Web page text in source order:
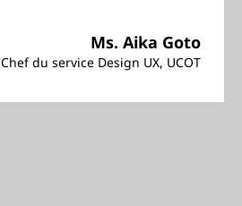
Ms. Aika Goto
Chef du service Design UX, UCOT